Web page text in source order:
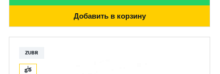
Добавить в корзину
ZUBR